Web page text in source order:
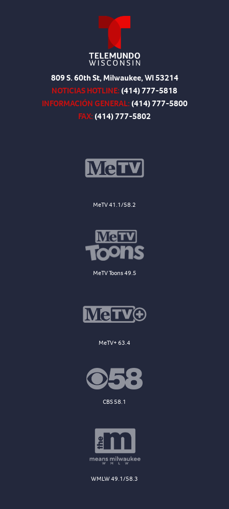
809 S. 60th St, Milwaukee, WI 53214
NOTICIAS HOTLINE:(414) 777-5818
INFORMACIÓN GENERAL:(414) 777-5800
FAX:(414) 777-5802
MeTV 41.1/58.2
MeTV Toons 49.5
MeTV+ 63.4
CBS 58.1
WMLW 49.1/58.3